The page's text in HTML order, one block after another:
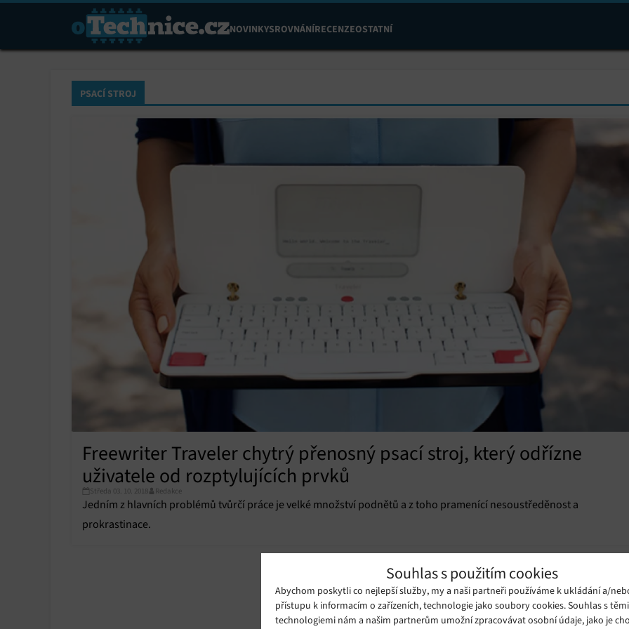
Souhlas s použitím cookies
Abychom poskytli co nejlepší služby, my a naši partneři používáme k ukládání a/
přístupu k informacím o zařízeních, technologie jako soubory cookies. Souhlas s
technologiemi nám a našim partnerům umožní zpracovávat osobní údaje, jako je
NOVINKYSROVNÁNÍRECENZEOSTATNÍ
PSACÍ STROJ
Freewriter Traveler chytrý přenosný psací stroj, který odřízne
uživatele od rozptylujících prvků
Středa 03. 10. 2018 Redakce
Jedním z hlavních problémů tvůrčí práce je velké množství podnětů a z toho pramenící nesoustředěnost a
prokrastinace.